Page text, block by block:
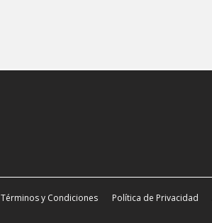
Términos y Condiciones Política de Privacidad